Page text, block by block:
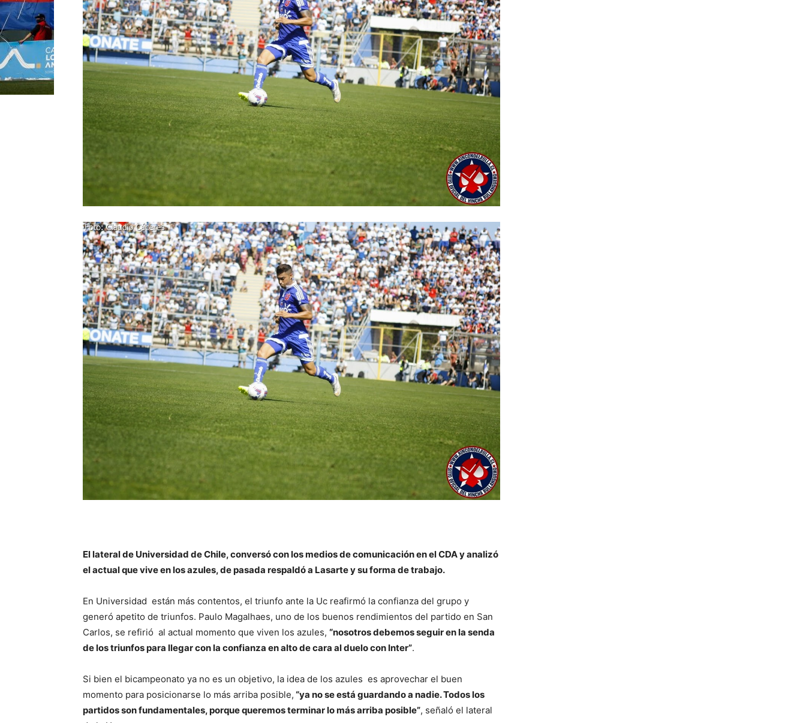
El lateral de Universidad de Chile, conversó con los medios de comunicación en el CDA y analizó
el actual que vive en los azules, de pasada respaldó a Lasarte y su forma de trabajo.
En Universidad están más contentos, el triunfo ante la Uc reafirmó la confianza del grupo y
generó apetito de triunfos. Paulo Magalhaes, uno de los buenos rendimientos del partido en San
Carlos, se refirió al actual momento que viven los azules, “nosotros debemos seguir en la senda
de los triunfos para llegar con la confianza en alto de cara al duelo con Inter”.
Si bien el bicampeonato ya no es un objetivo, la idea de los azules es aprovechar el buen
momento para posicionarse lo más arriba posible, “ya no se está guardando a nadie. Todos los
partidos son fundamentales, porque queremos terminar lo más arriba posible”, señaló el lateral